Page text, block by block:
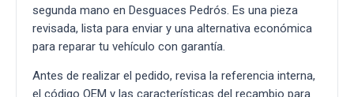
segunda mano en Desguaces Pedrós. Es una pieza
revisada, lista para enviar y una alternativa económica
para reparar tu vehículo con garantía.
Antes de realizar el pedido, revisa la referencia interna,
el código OEM y las características del recambio para